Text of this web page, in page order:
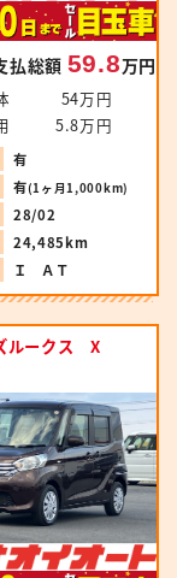
払総額 59.8万円
54万円
5.8万円
有
有(1ヶ月1,000km)
28/02
24,485km
Ｉ ＡＴ
ルークス X